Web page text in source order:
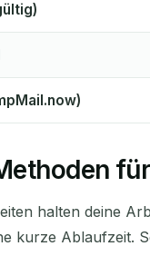
halten deine
kurze Ablaufzeit.